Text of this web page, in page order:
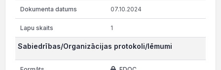
07.10.2024
1
Sabiedrības/Organizācijas protokoli/lēmumi